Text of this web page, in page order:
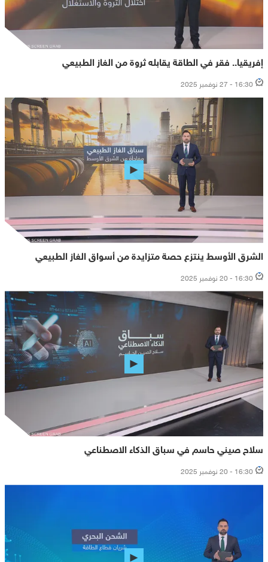
إفريقيا.. فقر في الطاقة يقابله ثروة من الغاز الطبيعي
16:30 - 27 نوفمبر 2025
الشرق الأوسط ينتزع حصة متزايدة من أسواق الغاز الطبيعي
16:30 - 20 نوفمبر 2025
سلاح صيني حاسم في سباق الذكاء الاصطناعي
16:30 - 20 نوفمبر 2025